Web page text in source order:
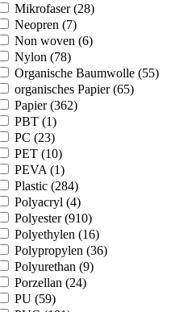
Mikrofaser (28)
Neopren (7)
Non woven (6)
Nylon (78)
Organische Baumwolle (55)
organisches Papier (65)
Papier (362)
PBT (1)
PC (23)
PET (10)
PEVA (1)
Plastic (284)
Polyacryl (4)
Polyester (910)
Polyethylen (16)
Polypropylen (36)
Polyurethan (9)
Porzellan (24)
PU (59)